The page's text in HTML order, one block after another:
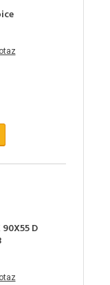
D